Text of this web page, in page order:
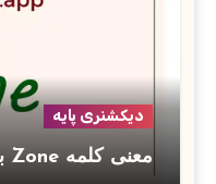
دیکشنری پایه
معنی کلمه Zone به فارسی با چند مثال